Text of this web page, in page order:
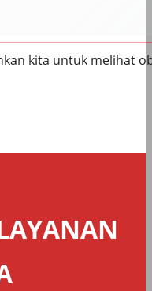
kita untuk melihat